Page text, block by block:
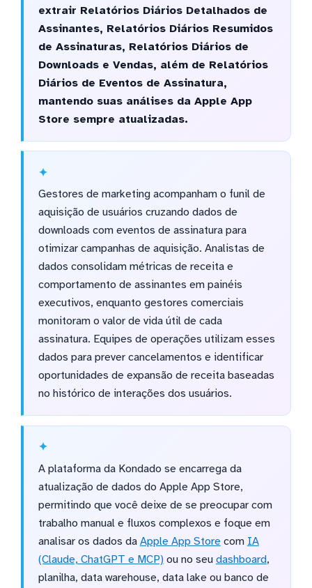
extrair Relatórios Diários Detalhados de
Assinantes, Relatórios Diários Resumidos
de Assinaturas, Relatórios Diários de
Downloads e Vendas, além de Relatórios
Diários de Eventos de Assinatura,
mantendo suas análises da Apple App
Store sempre atualizadas.
Gestores de marketing acompanham o funil de
aquisição de usuários cruzando dados de
downloads com eventos de assinatura para
otimizar campanhas de aquisição. Analistas de
dados consolidam métricas de receita e
comportamento de assinantes em painéis
executivos, enquanto gestores comerciais
monitoram o valor de vida útil de cada
assinatura. Equipes de operações utilizam esses
dados para prever cancelamentos e identificar
oportunidades de expansão de receita baseadas
no histórico de interações dos usuários.
A plataforma da Kondado se encarrega da
atualização de dados do Apple App Store,
permitindo que você deixe de se preocupar com
trabalho manual e fluxos complexos e foque em
analisar os dados da Apple App Store com IA
(Claude, ChatGPT e MCP)ou no seu dashboard,
planilha, data warehouse, data lake ou banco de